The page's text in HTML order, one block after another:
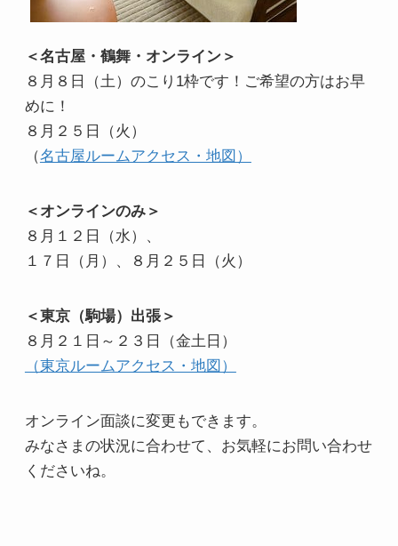
＜名古屋・鶴舞・オンライン＞
８月８日（土）のこり1枠です！ご希望の方はお早
めに！
８月２５日（火）
（名古屋ルームアクセス・地図）
＜オンラインのみ＞
８月１２日（水）、
１７日（月）、８月２５日（火）
＜東京（駒場）出張＞
８月２１日～２３日（金土日）
（東京ルームアクセス・地図）
オンライン面談に変更もできます。
みなさまの状況に合わせて、お気軽にお問い合わせ
くださいね。